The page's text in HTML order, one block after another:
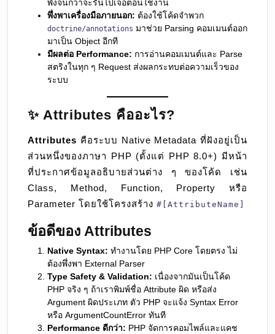
พังจนกว่าจะรันไปเจอตอนใช้งาน
พึ่งพาเครื่องมือภายนอก: ต้องใช้โค้ดจำพวก
doctrine/annotations มาช่วย Parsing คอมเมนต์ออก
มาเป็น Object อีกที
มีผลต่อ Performance: การอ่านคอมเมนต์และ Parse
สตริงในทุก ๆ Request ส่งผลกระทบต่อความเร็วของ
ระบบ
✨ Attributes คืออะไร?
Attributes คือระบบ Native Metadata ที่ฝังอยู่เป็น
ส่วนหนึ่งของภาษา PHP (ตั้งแต่ PHP 8.0+) มีหน้า
ที่ประกาศข้อมูลอธิบายส่วนต่าง ๆ ของโค้ด เช่น
Class, Method, Function, Property หรือ
Parameter โดยใช้โครงสร้าง #[AttributeName]
ข้อดีของ Attributes
Native Syntax: ทำงานโดย PHP Core โดยตรง ไม่
ต้องพึ่งพา External Parser
Type Safety & Validation: เนื่องจากมันเป็นโค้ด
PHP จริง ๆ ถ้าเราพิมพ์ชื่อ Attribute ผิด หรือส่ง
Argument ผิดประเภท ตัว PHP จะแจ้ง Syntax Error
หรือ ArgumentCountError ทันที
Performance ดีกว่า: PHP จัดการคอมไพล์และแคช